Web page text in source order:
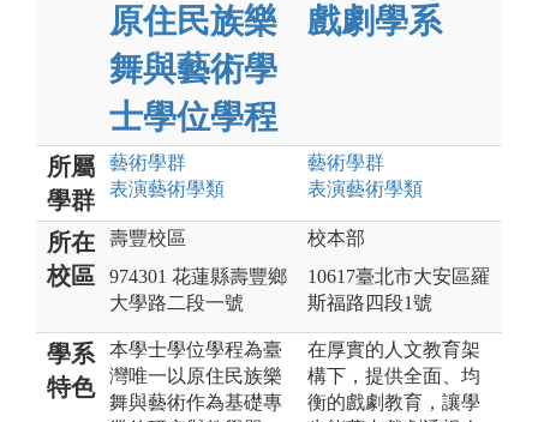
原住民族樂
舞與藝術學
士學位學程
戲劇學系
所屬
學群
藝術學群
表演藝術學類
藝術學群
表演藝術學類
所在
校區
壽豐校區
974301 花蓮縣壽豐鄉
大學路二段一號
校本部
10617臺北市大安區羅
斯福路四段1號
學系
特色
本學士學位學程為臺
灣唯一以原住民族樂
舞與藝術作為基礎專
在厚實的人文教育架
構下，提供全面、均
衡的戲劇教育，讓學